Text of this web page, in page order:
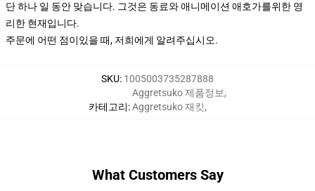
단 하나 일 동안 맞습니다. 그것은 동료와 애니메이션 애호가를위한 영
리한 현재입니다.
주문에 어떤 점이있을 때, 저희에게 알려주십시오.
SKU: 1005003735287888
카테고리:
Aggretsuko 제품정보,
Aggretsuko 재킷,
What Customers Say